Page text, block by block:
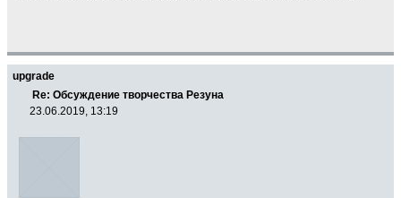
upgrade
Re: Обсуждение творчества Резуна
23.06.2019, 13:19